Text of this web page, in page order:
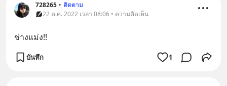
728265 • ติดตาม
22 ต.ค. 2022 เวลา 08:06 • ความคิดเห็น
ช่างแม่ง!!
บันทึก 1